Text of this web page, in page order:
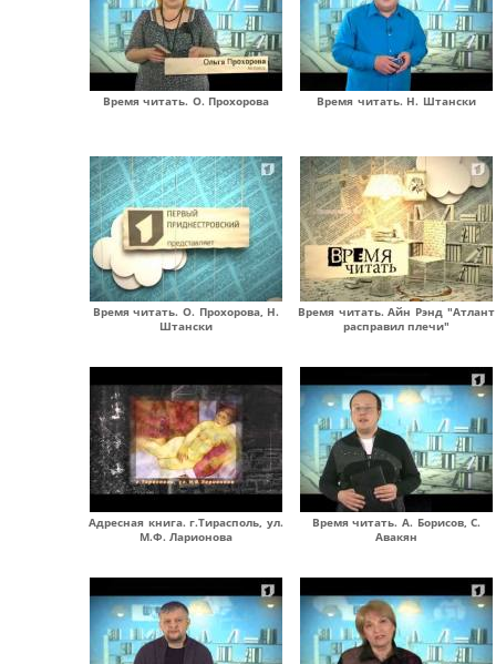
Время читать. О. Прохорова Время читать. Н. Штански
Время читать. О. Прохорова, Н.
Штански
Время читать. Айн Рэнд "Атлант
расправил плечи"
Адресная книга. г.Тирасполь, ул.
М.Ф. Ларионова
Время читать. А. Борисов, С.
Авакян